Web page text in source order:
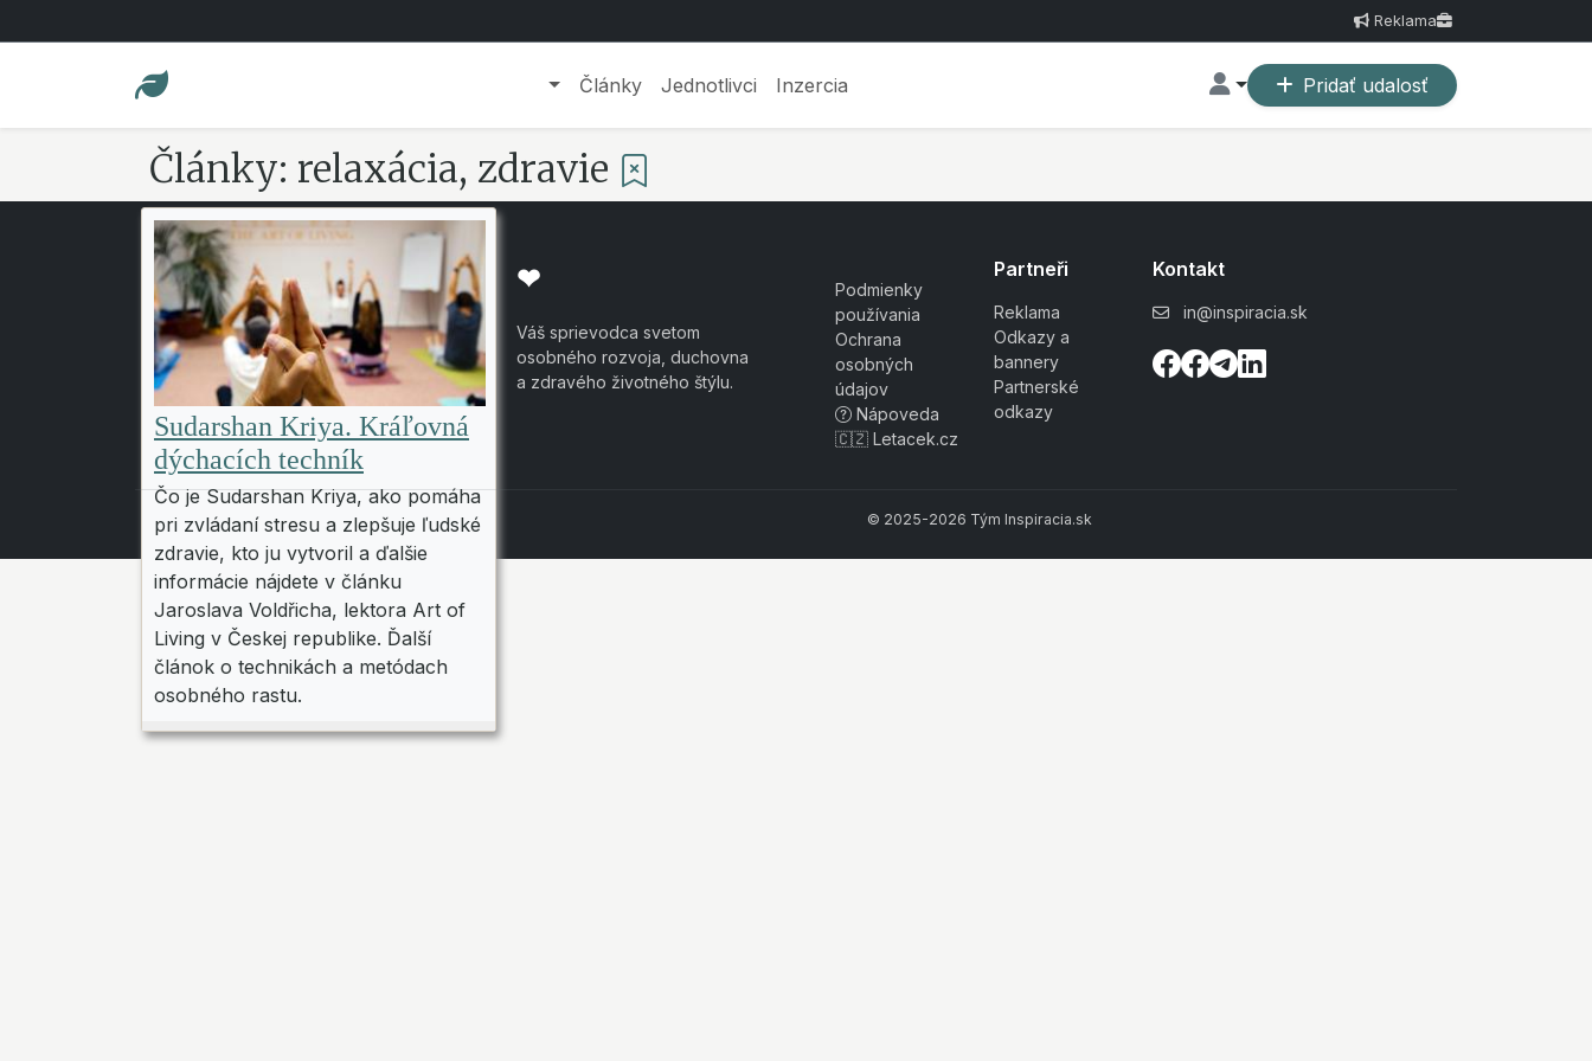
Reklama
Články Jednotlivci Inzercia Pridať udalosť
Články: relaxácia, zdravie
Sudarshan Kriya. Kráľovná
dýchacích techník
Čo je Sudarshan Kriya, ako pomáha
pri zvládaní stresu a zlepšuje ľudské
zdravie, kto ju vytvoril a ďalšie
informácie nájdete v článku
Jaroslava Voldřicha, lektora Art of
Living v Českej republike. Ďalší
článok o technikách a metódach
osobného rastu.
❤
Váš sprievodca svetom
osobného rozvoja, duchovna
a zdravého životného štýlu.
Podmienky
používania
Ochrana
osobných
údajov
Nápoveda
🇨🇿 Letacek.cz
Partneři
Reklama
Odkazy a
bannery
Partnerské
odkazy
Kontakt
in@inspiracia.sk
© 2025-2026 Tým Inspiracia.sk